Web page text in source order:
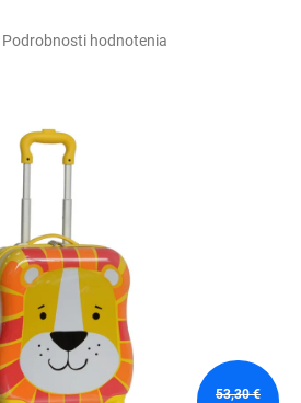
Podrobnosti hodnotenia
53,30 €